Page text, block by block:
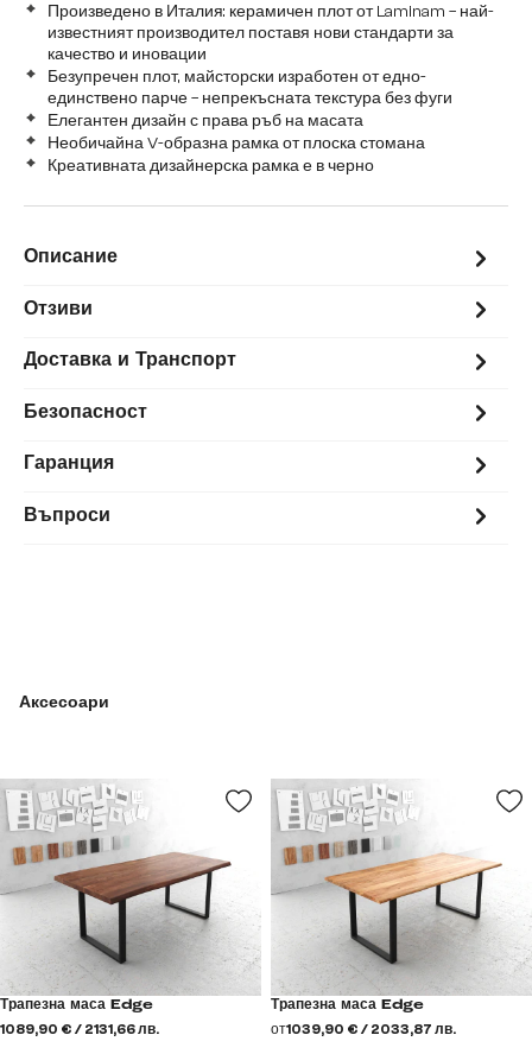
Произведено в Италия: керамичен плот от Laminam – най-
известният производител поставя нови стандарти за
качество и иновации
Безупречен плот, майсторски изработен от едно-
единствено парче – непрекъсната текстура без фуги
Елегантен дизайн с права ръб на масата
Необичайна V-образна рамка от плоска стомана
Креативната дизайнерска рамка е в черно
Описание
Отзиви
Доставка и Транспорт
Безопасност
Гаранция
Въпроси
Аксесоари
Трапезна маса Edge
1089,90 € / 2131,66 лв.
Трапезна маса Edge
от1039,90 € / 2033,87 лв.